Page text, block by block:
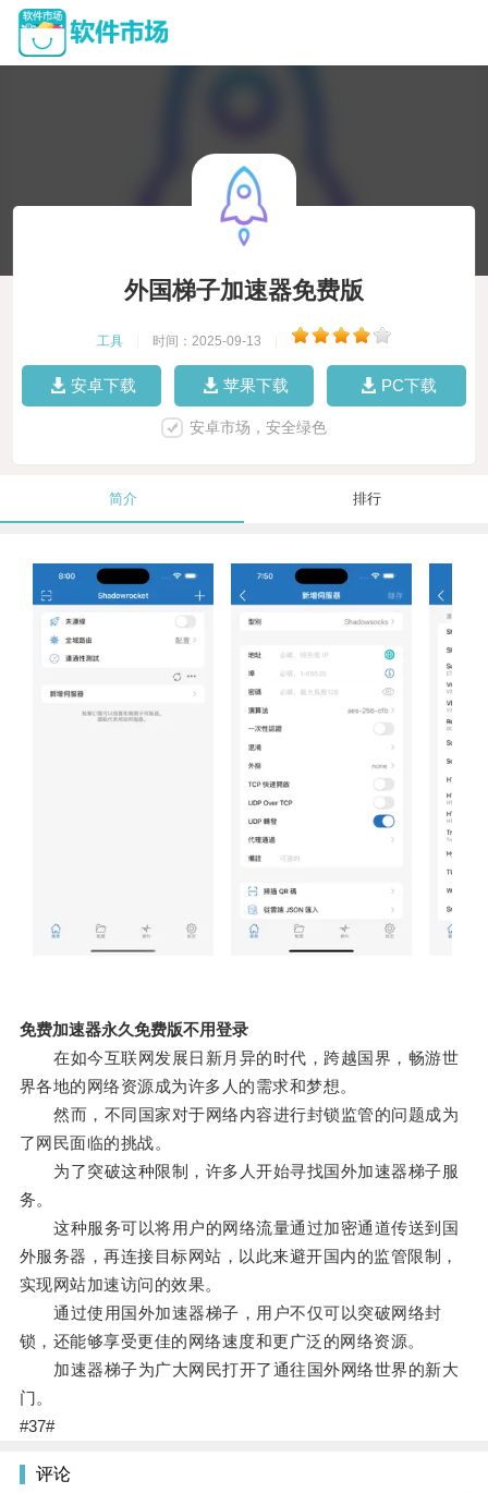
外国梯子加速器免费版
工具 时间：2025-09-13
安卓下载 苹果下载 PC下载
安卓市场，安全绿色
简介 排行
免费加速器永久免费版不用登录
在如今互联网发展日新月异的时代，跨越国界，畅游世
界各地的网络资源成为许多人的需求和梦想。
然而，不同国家对于网络内容进行封锁监管的问题成为
了网民面临的挑战。
为了突破这种限制，许多人开始寻找国外加速器梯子服
务。
这种服务可以将用户的网络流量通过加密通道传送到国
外服务器，再连接目标网站，以此来避开国内的监管限制，
实现网站加速访问的效果。
通过使用国外加速器梯子，用户不仅可以突破网络封
锁，还能够享受更佳的网络速度和更广泛的网络资源。
加速器梯子为广大网民打开了通往国外网络世界的新大
门。
#37#
评论